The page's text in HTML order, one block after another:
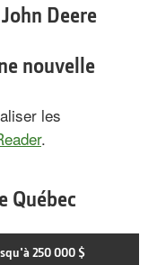
Deere
nouvelle
les
.
Québec
250 000 $